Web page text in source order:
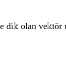
olan vektör